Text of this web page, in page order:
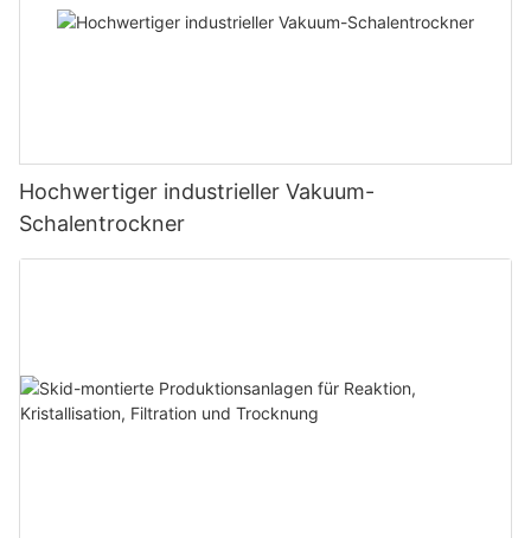
Hochwertiger industrieller Vakuum-
Schalentrockner